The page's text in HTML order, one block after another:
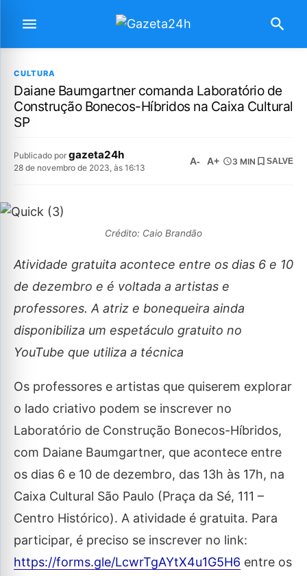
CULTURA
Daiane Baumgartner comanda Laboratório de
Construção Bonecos-Híbridos na Caixa Cultural
SP
Publicado por gazeta24h
28 de novembro de 2023, às 16:13
A- A+ 3 MIN SALVE
Crédito: Caio Brandão
Atividade gratuita acontece entre os dias 6 e 10
de dezembro e é voltada a artistas e
professores. A atriz e bonequeira ainda
disponibiliza um espetáculo gratuito no
YouTube que utiliza a técnica
Os professores e artistas que quiserem explorar
o lado criativo podem se inscrever no
Laboratório de Construção Bonecos-Híbridos,
com Daiane Baumgartner, que acontece entre
os dias 6 e 10 de dezembro, das 13h às 17h, na
Caixa Cultural São Paulo (Praça da Sé, 111 –
Centro Histórico). A atividade é gratuita. Para
participar, é preciso se inscrever no link:
https://forms.gle/LcwrTgAYtX4u1G5H6 entre os